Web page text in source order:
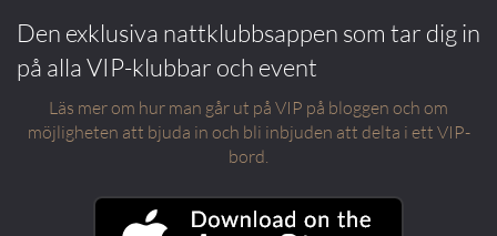
Den exklusiva nattklubbsappen som tar dig in
på alla VIP-klubbar och event
Läs mer om hur man går ut på VIP på bloggen och om
möjligheten att bjuda in och bli inbjuden att delta i ett VIP-
bord.